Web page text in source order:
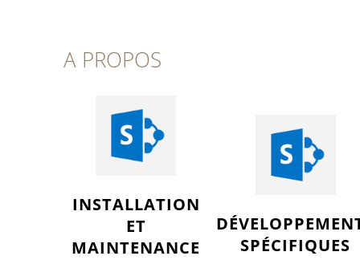
A PROPOS
INSTALLATION
ET
MAINTENANCE
SPÉCIFIQUES